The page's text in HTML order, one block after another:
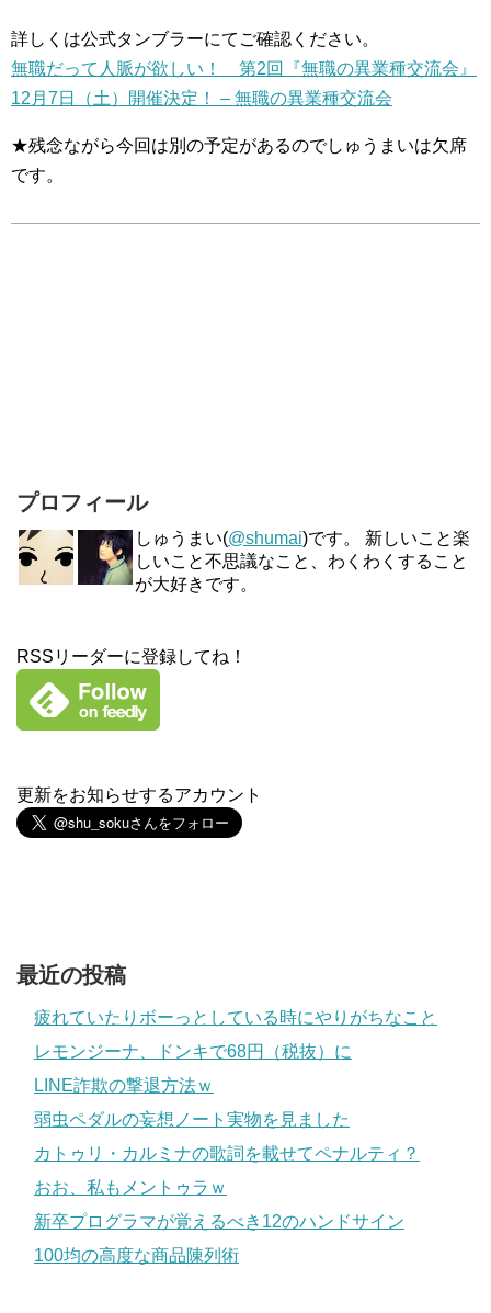
詳しくは公式タンブラーにてご確認ください。
無職だって人脈が欲しい！ 第2回『無職の異業種交流会』
12月7日（土）開催決定！ – 無職の異業種交流会
★残念ながら今回は別の予定があるのでしゅうまいは欠席
です。
プロフィール
しゅうまい(@shumai)です。 新しいこと楽
しいこと不思議なこと、わくわくすること
が大好きです。
RSSリーダーに登録してね！
更新をお知らせするアカウント
最近の投稿
疲れていたりボーっとしている時にやりがちなこと
レモンジーナ、ドンキで68円（税抜）に
LINE詐欺の撃退方法ｗ
弱虫ペダルの妄想ノート実物を見ました
カトゥリ・カルミナの歌詞を載せてペナルティ？
おお、私もメントゥラｗ
新卒プログラマが覚えるべき12のハンドサイン
100均の高度な商品陳列術